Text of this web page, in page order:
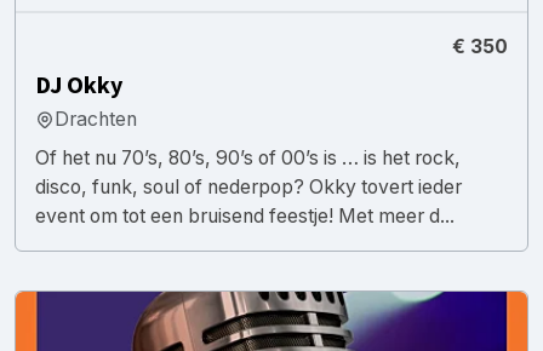
€ 350
DJ Okky
Drachten
Of het nu 70’s, 80’s, 90’s of 00’s is … is het rock,
disco, funk, soul of nederpop? Okky tovert ieder
event om tot een bruisend feestje! Met meer d...